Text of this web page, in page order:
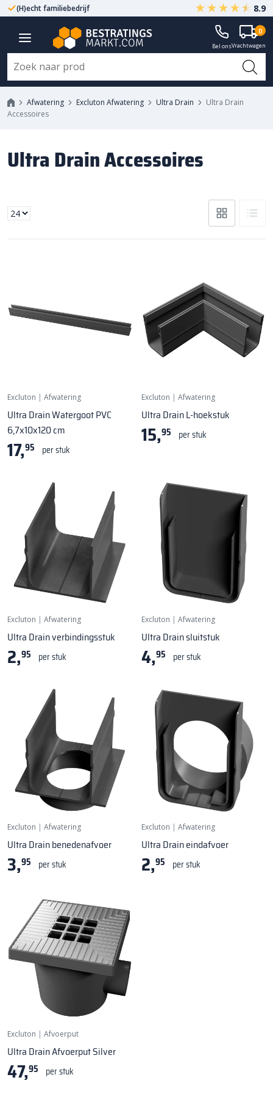
(H)echt familiebedrijf Gegarandeerd A-kwaliteit
8.9
Bel onsVrachtwagen
0
Afwatering Excluton Afwatering Ultra Drain
Ultra Drain
Accessoires
Ultra Drain Accessoires
Excluton | Afwatering
Ultra Drain Watergoot PVC
6,7x10x120 cm
17,95 per stuk
Excluton | Afwatering
Ultra Drain L-hoekstuk
15,95 per stuk
Excluton | Afwatering
Ultra Drain verbindingsstuk
2,95 per stuk
Excluton | Afwatering
Ultra Drain sluitstuk
4,95 per stuk
Excluton | Afwatering
Ultra Drain benedenafvoer
3,95 per stuk
Excluton | Afwatering
Ultra Drain eindafvoer
2,95 per stuk
Excluton | Afvoerput
Ultra Drain Afvoerput Silver
47,95 per stuk